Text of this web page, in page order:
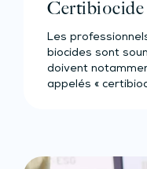
Certibiocide
Les
biocides sont
doivent
appelés «